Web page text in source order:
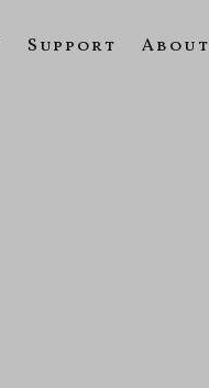
Support About